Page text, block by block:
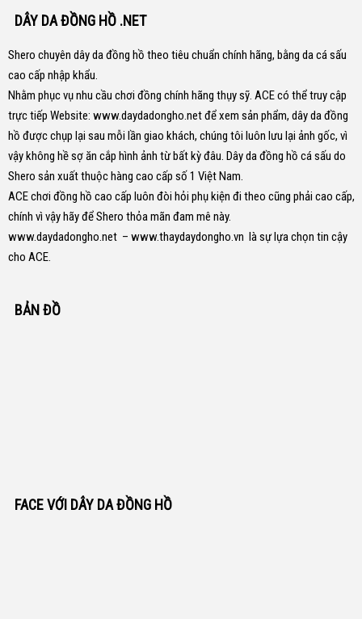
DÂY DA ĐỒNG HỒ .NET
Shero chuyên dây da đồng hồ theo tiêu chuẩn chính hãng, bằng da cá sấu
cao cấp nhập khẩu.
Nhằm phục vụ nhu cầu chơi đồng chính hãng thụy sỹ. ACE có thể truy cập
trực tiếp Website: www.daydadongho.netđể xem sản phẩm, dây da đồng
hồ được chụp lại sau mỗi lần giao khách, chúng tôi luôn lưu lại ảnh gốc, vì
vậy không hề sợ ăn cắp hình ảnh từ bất kỳ đâu. Dây da đồng hồ cá sấu do
Shero sản xuất thuộc hàng cao cấp số 1 Việt Nam.
ACE chơi đồng hồ cao cấp luôn đòi hỏi phụ kiện đi theo cũng phải cao cấp,
chính vì vậy hãy để Shero thỏa mãn đam mê này.
www.daydadongho.net – www.thaydaydongho.vn là sự lựa chọn tin cậy
cho ACE.
BẢN ĐỒ
FACE VỚI DÂY DA ĐỒNG HỒ